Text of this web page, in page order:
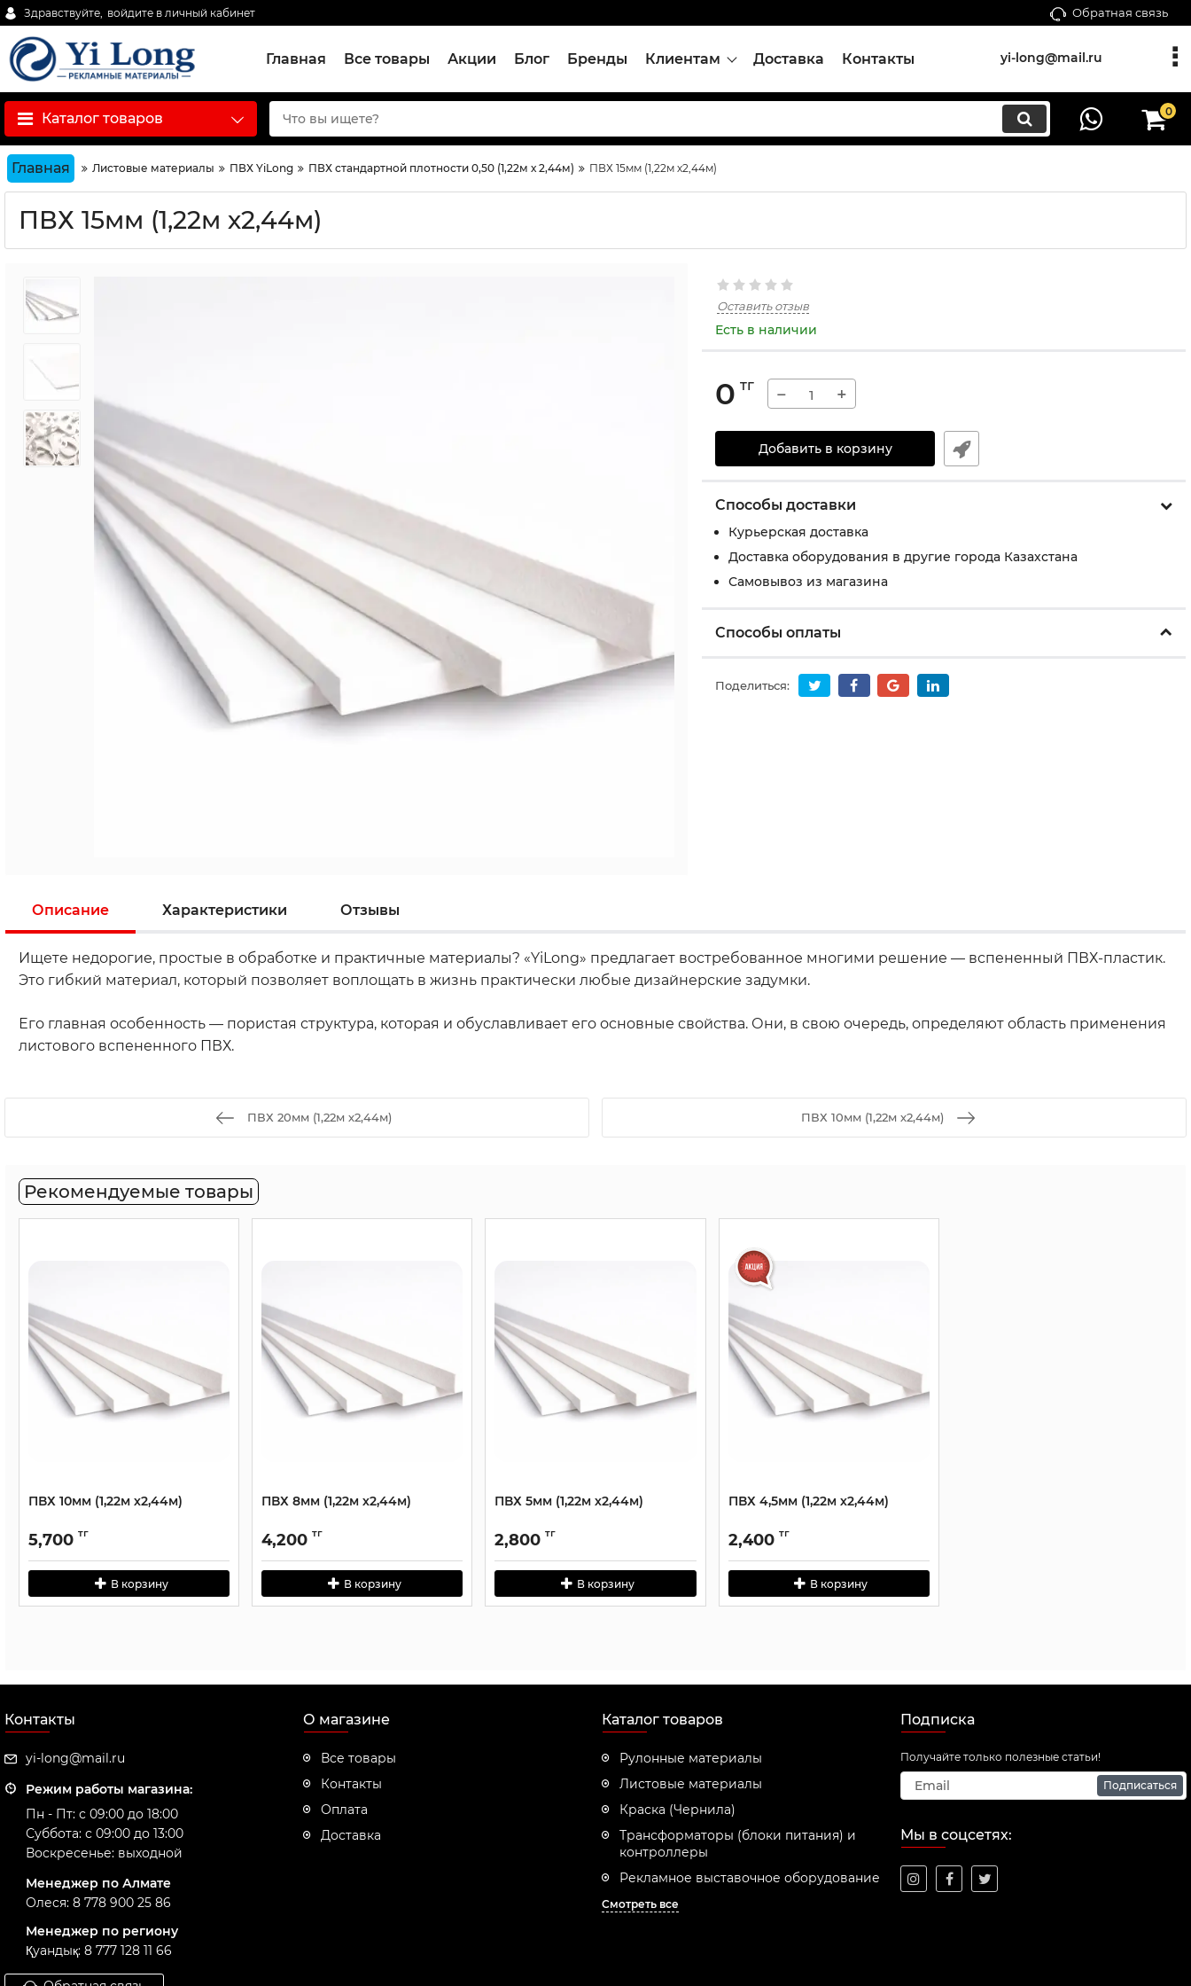
Здравствуйте, войдите в личный кабинет Обратная связь
Главная Все товары Акции Блог Бренды Клиентам Доставка Контакты yi-long@mail.ru
Каталог товаров 0
Главная Листовые материалы ПВХ YiLong ПВХ стандартной плотности 0,50 (1,22м х 2,44м) ПВХ 15мм (1,22м х2,44м)
ПВХ 15мм (1,22м х2,44м)
Оставить отзыв
Есть в наличии
0 тг − +
Добавить в корзину
Способы доставки
Курьерская доставка
Доставка оборудования в другие города Казахстана
Самовывоз из магазина
Способы оплаты
Поделиться:
Описание Характеристики Отзывы
Ищете недорогие, простые в обработке и практичные материалы? «YiLong» предлагает востребованное многими решение — вспененный ПВХ-пластик.
Это гибкий материал, который позволяет воплощать в жизнь практически любые дизайнерские задумки.
Его главная особенность — пористая структура, которая и обуславливает его основные свойства. Они, в свою очередь, определяют область применения
листового вспененного ПВХ.
ПВХ 20мм (1,22м х2,44м) ПВХ 10мм (1,22м х2,44м)
Рекомендуемые товары
ПВХ 10мм (1,22м х2,44м)
5,700 тг
В корзину
ПВХ 8мм (1,22м х2,44м)
4,200 тг
В корзину
ПВХ 5мм (1,22м х2,44м)
2,800 тг
В корзину
ПВХ 4,5мм (1,22м х2,44м)
2,400 тг
В корзину
Контакты
yi-long@mail.ru
Режим работы магазина:
Пн - Пт: с 09:00 до 18:00
Суббота: с 09:00 до 13:00
Воскресенье: выходной
Менеджер по Алмате
Олеся: 8 778 900 25 86
Менеджер по региону
Қуандық: 8 777 128 11 66
О магазине
Все товары
Контакты
Оплата
Доставка
Каталог товаров
Рулонные материалы
Листовые материалы
Краска (Чернила)
Трансформаторы (блоки питания) и
контроллеры
Рекламное выставочное оборудование
Смотреть все
Подписка
Получайте только полезные статьи!
Подписаться
Мы в соцсетях: